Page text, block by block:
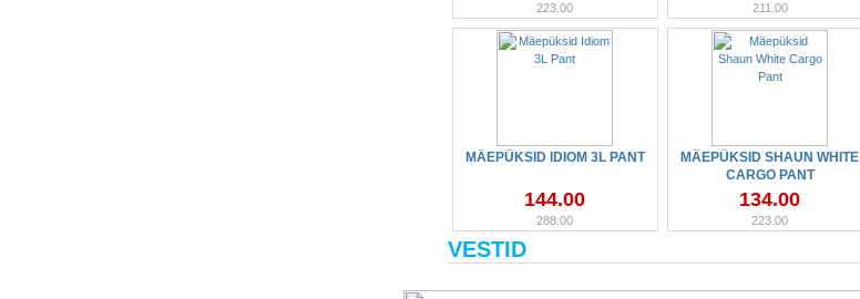
223.00 211.00
MÄEPÜKSID IDIOM 3L PANT
144.00
288.00
MÄEPÜKSID SHAUN WHITE
CARGO PANT
134.00
223.00
VESTID